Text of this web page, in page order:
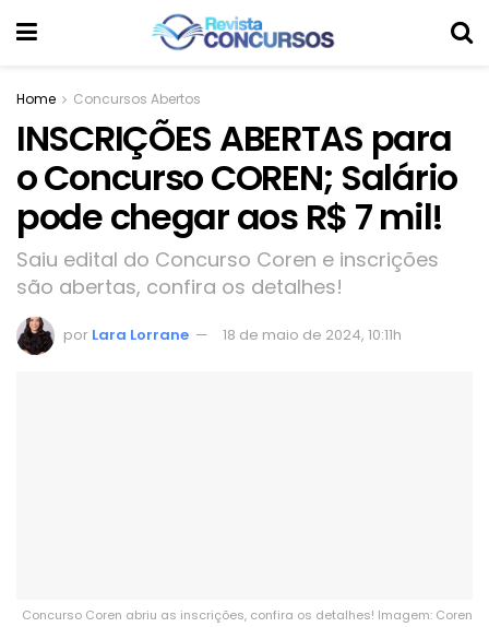
Home Concursos Abertos
INSCRIÇÕES ABERTAS para
o Concurso COREN; Salário
pode chegar aos R$ 7 mil!
Saiu edital do Concurso Coren e inscrições
são abertas, confira os detalhes!
por Lara Lorrane 18 de maio de 2024, 10:11h
Concurso Coren abriu as inscrições, confira os detalhes! Imagem: Coren